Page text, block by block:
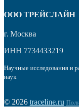
OOO ТРЕЙСЛАЙН
г. Москва
ИНН 7734433219
Научные исследования и
наук
© 2026 traceline.ru